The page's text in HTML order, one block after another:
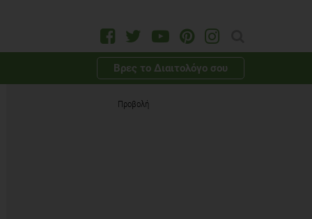
Βρες το Διαιτολόγο σου
Προβολή